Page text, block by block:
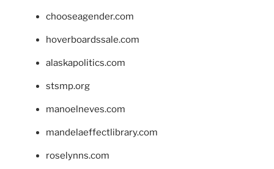
chooseagender.com
hoverboardssale.com
alaskapolitics.com
stsmp.org
manoelneves.com
mandelaeffectlibrary.com
roselynns.com